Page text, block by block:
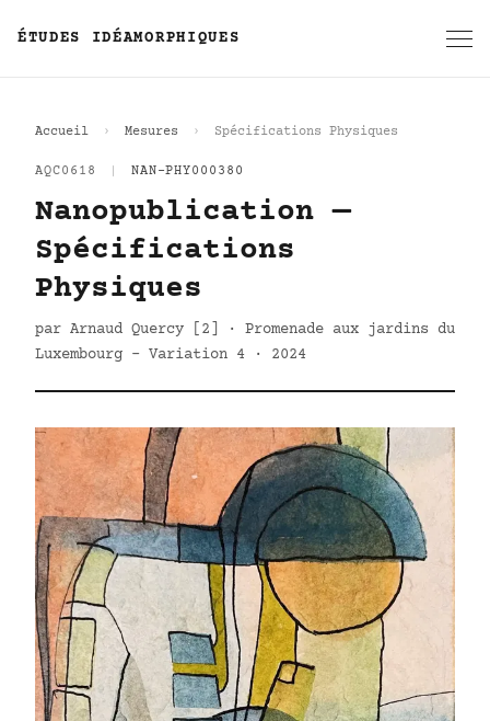
ÉTUDES IDÉAMORPHIQUES
Accueil Mesures Spécifications Physiques
AQC0618 NAN-PHY000380
Nanopublication —
Spécifications
Physiques
par Arnaud Quercy [2] · Promenade aux jardins du
Luxembourg - Variation 4 · 2024